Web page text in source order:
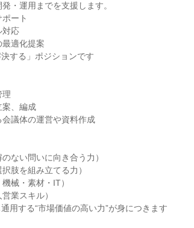
・運用までを支援します。
ポート
対応
最適化提案
する」ポジションです
理
案、編成
会議体の運営や資料作成
ない問いに向き合う力）
肢を組み立てる力）
械・素材・IT）
業スキル）
用する“市場価値の高い力”が身につきます